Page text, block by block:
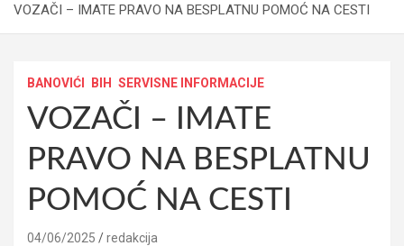
VOZAČI – IMATE PRAVO NA BESPLATNU POMOĆ NA CESTI
BANOVIĆI BIH SERVISNE INFORMACIJE
VOZAČI – IMATE
PRAVO NA BESPLATNU
POMOĆ NA CESTI
04/06/2025 redakcija